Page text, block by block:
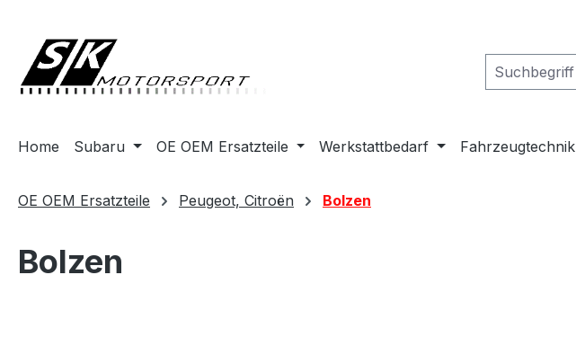
Home Subaru OE OEM Ersatzteile Werkstattbedarf Fahrzeugtechnik
OE OEM Ersatzteile Peugeot, Citroën Bolzen
Bolzen